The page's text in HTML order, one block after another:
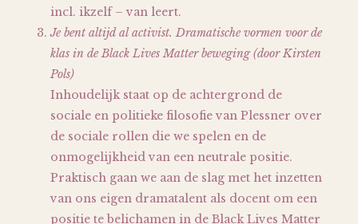
incl. ikzelf – van leert.
Je bent altijd al activist. Dramatische vormen voor de
klas in de Black Lives Matter beweging (door Kirsten
Pols)
Inhoudelijk staat op de achtergrond de
sociale en politieke filosofie van Plessner over
de sociale rollen die we spelen en de
onmogelijkheid van een neutrale positie.
Praktisch gaan we aan de slag met het inzetten
van ons eigen dramatalent als docent om een
positie te belichamen in de Black Lives Matter